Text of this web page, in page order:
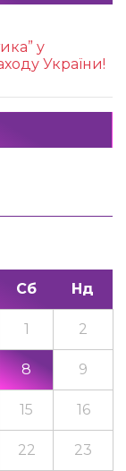
у
України!
Сб Нд
1 2
8 9
15 16
22 23